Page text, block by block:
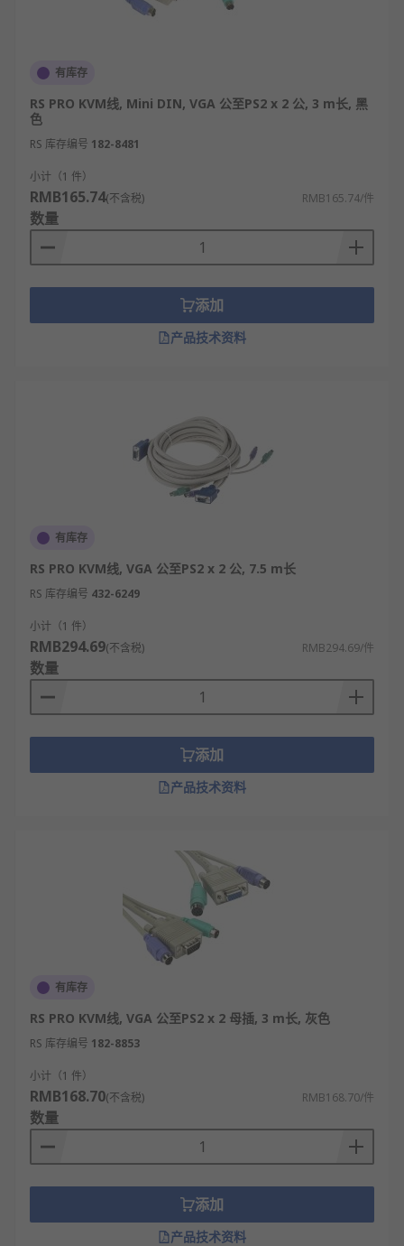
供您挑选，从而满足不同的应用场景需求。
24小时内发货，线上下单满额免运费。
有库存
RS PRO KVM线, Mini DIN, VGA 公至PS2 x 2 公, 3 m长, 黑
色
RS 库存编号 182-8481
小计（1 件）
RMB165.74(不含税) RMB165.74/件
数量
添加
产品技术资料
有库存
RS PRO KVM线, VGA 公至PS2 x 2 公, 7.5 m长
RS 库存编号 432-6249
小计（1 件）
RMB294.69(不含税) RMB294.69/件
数量
添加
产品技术资料
有库存
RS PRO KVM线, VGA 公至PS2 x 2 母插, 3 m长, 灰色
RS 库存编号 182-8853
小计（1 件）
RMB168.70(不含税) RMB168.70/件
数量
添加
产品技术资料